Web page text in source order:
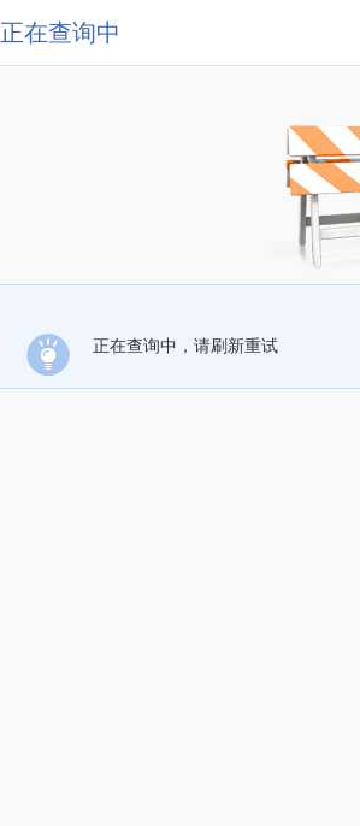
正在查询中
正在查询中，请刷新重试